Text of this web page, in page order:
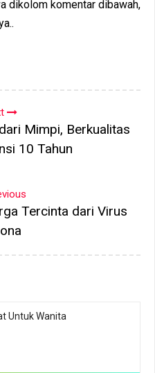
dikolom komentar dibawah,
Mimpi, Berkualitas
10 Tahun
Tercinta dari Virus
Untuk Wanita